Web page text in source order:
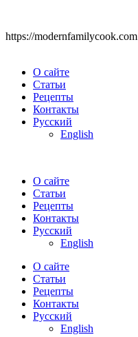
https://modernfamilycook.com
О сайте
Статьи
Рецепты
Контакты
Русский
English
О сайте
Статьи
Рецепты
Контакты
Русский
English
О сайте
Статьи
Рецепты
Контакты
Русский
English